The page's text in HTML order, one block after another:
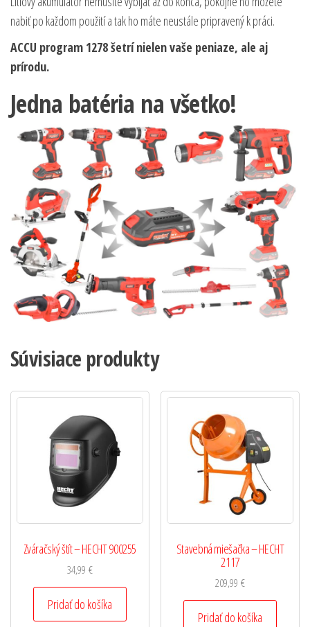
nabiť po každom použití a tak ho máte neustále pripravený k práci.
ACCU program 1278 šetrí nielen vaše peniaze, ale aj
prírodu.
Jedna batéria na všetko!
Súvisiace produkty
Zváračský štít – HECHT 900255
34,99 €
Pridať do košíka
Stavebná miešačka – HECHT
2117
209,99€
Pridať do košíka